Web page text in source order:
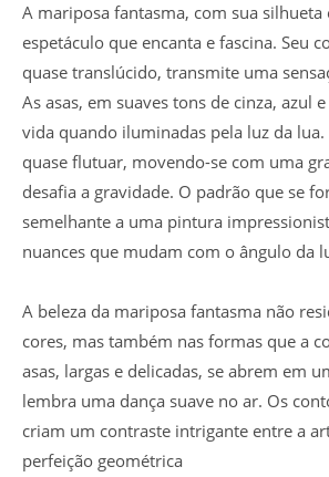
A mariposa fantasma, com sua silhueta
espetáculo que encanta e fascina. Seu
quase translúcido, transmite uma
As asas, em suaves tons de cinza, azul
vida quando iluminadas pela luz da lua.
quase flutuar, movendo-se com uma
desafia a gravidade. O padrão que se
semelhante a uma pintura
nuances que mudam com o ângulo da
A beleza da mariposa fantasma não
cores, mas também nas formas que a
asas, largas e delicadas, se abrem em
lembra uma dança suave no ar. Os
criam um contraste intrigante entre a
perfeição geométrica